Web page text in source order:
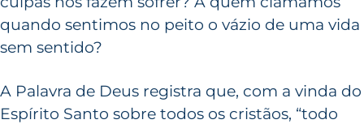
quando sentimos no peito o vázio de uma vida
sem sentido?
A Palavra de Deus registra que, com a vinda do
Espírito Santo sobre todos os cristãos, “todo